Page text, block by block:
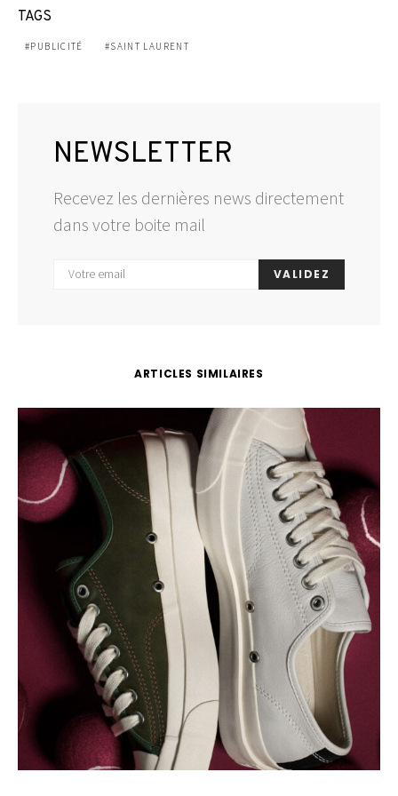
TAGS
PUBLICITÉ SAINT LAURENT
NEWSLETTER
Recevez les dernières news directement
dans votre boite mail
VALIDEZ
ARTICLES SIMILAIRES